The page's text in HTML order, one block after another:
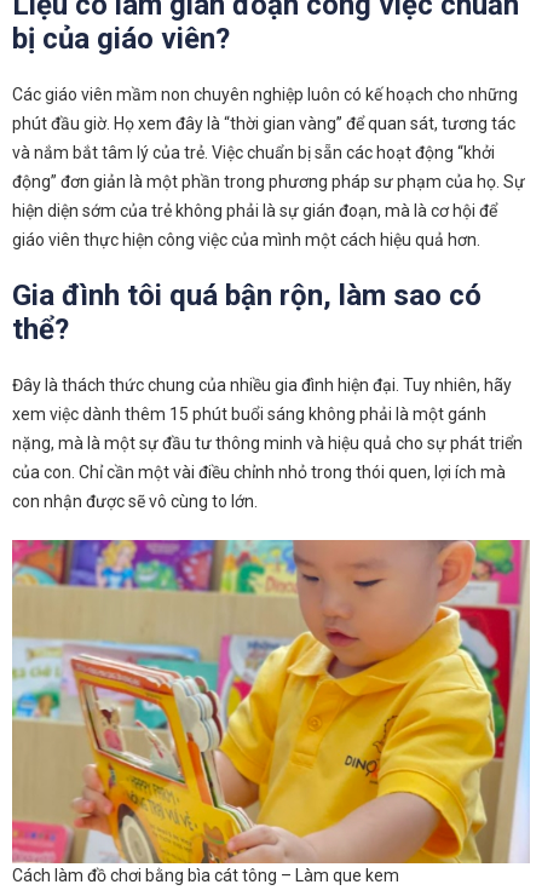
bị của giáo viên?
Các giáo viên mầm non chuyên nghiệp luôn có kế hoạch cho những
phút đầu giờ. Họ xem đây là “thời gian vàng” để quan sát, tương tác
và nắm bắt tâm lý của trẻ. Việc chuẩn bị sẵn các hoạt động “khởi
động” đơn giản là một phần trong phương pháp sư phạm của họ. Sự
hiện diện sớm của trẻ không phải là sự gián đoạn, mà là cơ hội để
giáo viên thực hiện công việc của mình một cách hiệu quả hơn.
Gia đình tôi quá bận rộn, làm sao có
thể?
Đây là thách thức chung của nhiều gia đình hiện đại. Tuy nhiên, hãy
xem việc dành thêm 15 phút buổi sáng không phải là một gánh
nặng, mà là một sự đầu tư thông minh và hiệu quả cho sự phát triển
của con. Chỉ cần một vài điều chỉnh nhỏ trong thói quen, lợi ích mà
con nhận được sẽ vô cùng to lớn.
Cách làm đồ chơi bằng bìa cát tông – Làm que kem